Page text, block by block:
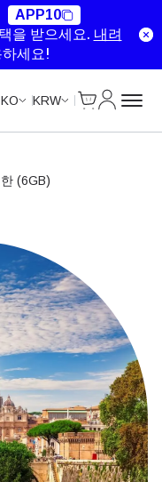
APP10
을 받으세요. 내려
세요!
KO KRW
(6GB)
Unlimited Data
Unlimited Data